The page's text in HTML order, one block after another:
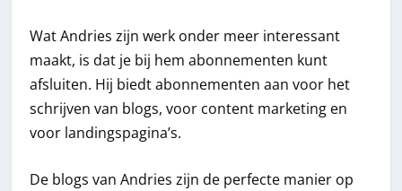
Wat Andries zijn werk onder meer interessant
maakt, is dat je bij hem abonnementen kunt
afsluiten. Hij biedt abonnementen aan voor het
schrijven van blogs, voor content marketing en
voor landingspagina’s.
De blogs van Andries zijn de perfecte manier op